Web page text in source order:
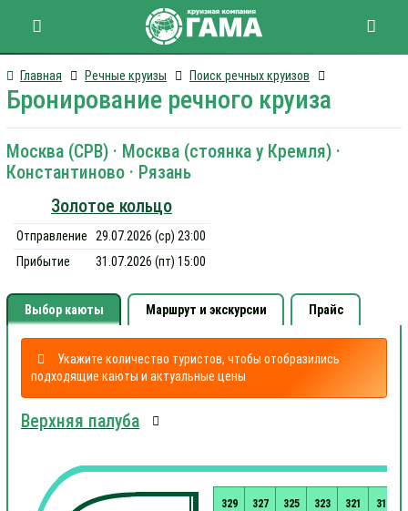
Главная Речные круизы Поиск речных круизов
Бронирование речного круиза
Москва (СРВ) · Москва (стоянка у Кремля) ·
Константиново · Рязань
Золотое кольцо
Отправление
29.07.2026 (ср) 23:00
Прибытие
31.07.2026 (пт) 15:00
Выбор каюты Маршрут и экскурсии Прайс
Укажите количество туристов, чтобы отобразились
подходящие каюты и актуальные цены
Верхняя палуба
319
321
323
325
327
329